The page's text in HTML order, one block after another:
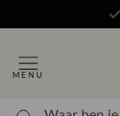
MENU